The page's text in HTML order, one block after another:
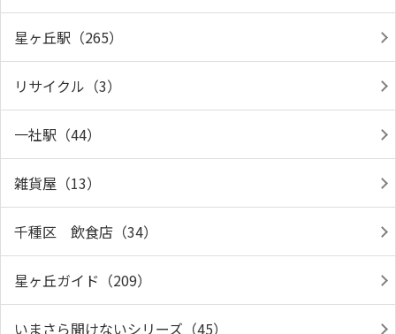
星ヶ丘駅（265）
リサイクル（3）
一社駅（44）
雑貨屋（13）
千種区 飲食店（34）
星ヶ丘ガイド（209）
いまさら聞けないシリーズ（45）